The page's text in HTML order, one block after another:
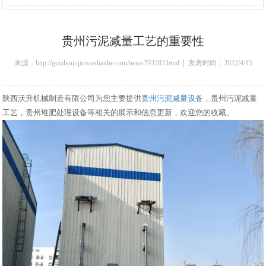
贵州污泥减量工艺的重要性
来源：http://guizhou.qinwoshanhe.com/news793283.html │ 发表时间：2022/4/15
陕西沃升机械制造有限公司为您主要提供贵州污泥减量设备 ，贵州污泥减量
工艺，贵州堆肥处理设备等相关的展示和信息更新，欢迎您的收藏。